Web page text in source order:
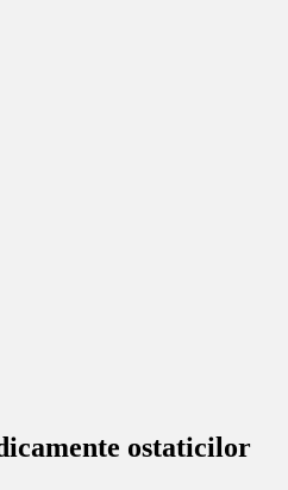
ostaticilor